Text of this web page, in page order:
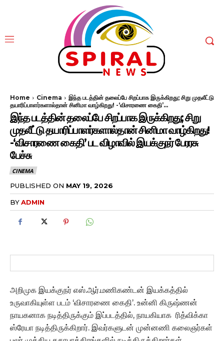
Home Cinema
இந்த படத்தின் தலைப்பே சிறப்பாக இருக்கிறது; சிறு முதலீட்டு
தயாரிப்பாளர்களால்தான் சினிமா வாழ்கிறது! -‘விசாரணை கைதி’...
இந்த படத்தின் தலைப்பே சிறப்பாக இருக்கிறது; சிறு
முதலீட்டு தயாரிப்பாளர்களால்தான் சினிமா வாழ்கிறது!
-‘விசாரணை கைதி’ பட விழாவில் இயக்குநர் பேரரசு
பேச்சு
CINEMA
PUBLISHED ON MAY 19, 2026
BYADMIN
அறிமுக இயக்குநர் எஸ்.ஆர்.மணிகண்டன் இயக்கத்தில்
உருவாகியுள்ள படம் ‘விசாரணை கைதி’. உன்னி கிருஷ்ணன்
நாயகனாக நடித்திருக்கும் இப்படத்தில், நாயகியாக ரித்விக்கா
ஸ்ரேயா நடித்திருக்கிறார். இவர்களுடன் முன்னணி கலைஞர்கள்